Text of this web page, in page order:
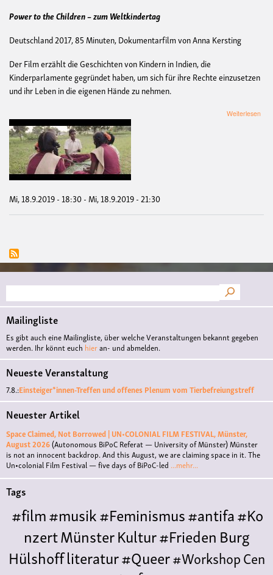
Power to the Children – zum Weltkindertag
Deutschland 2017, 85 Minuten, Dokumentarfilm von Anna Kersting
Der Film erzählt die Geschichten von Kindern in Indien, die
Kinderparlamente gegründet haben, um sich für ihre Rechte einzusetzen
und ihr Leben in die eigenen Hände zu nehmen.
Weiterlesen
Mi, 18.9.2019 - 18:30-Mi, 18.9.2019 - 21:30
Suche
Mailingliste
Es gibt auch eine Mailingliste, über welche Veranstaltungen bekannt gegeben
werden. Ihr könnt euch hieran- und abmelden.
Neueste Veranstaltung
7.8.:Einsteiger*innen-Treffen und offenes Plenum vom Tierbefreiungstreff
Neuester Artikel
Space Claimed, Not Borrowed | UN•COLONIAL FILM FESTIVAL, Münster,
August 2026(Autonomous BiPoC Referat — University of Münster)Münster
is not an innocent backdrop. And this August, we are claiming space in it. The
Un•colonial Film Festival — five days of BiPoC-led ...mehr...
Tags
#film#musik#Feminismus#antifa#Ko
nzertMünsterKultur#FriedenBurg
Hülshoffliteratur#Queer#WorkshopCen